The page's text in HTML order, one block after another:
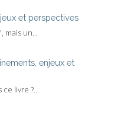
et perspectives
mais un...
enjeux et
livre ?...